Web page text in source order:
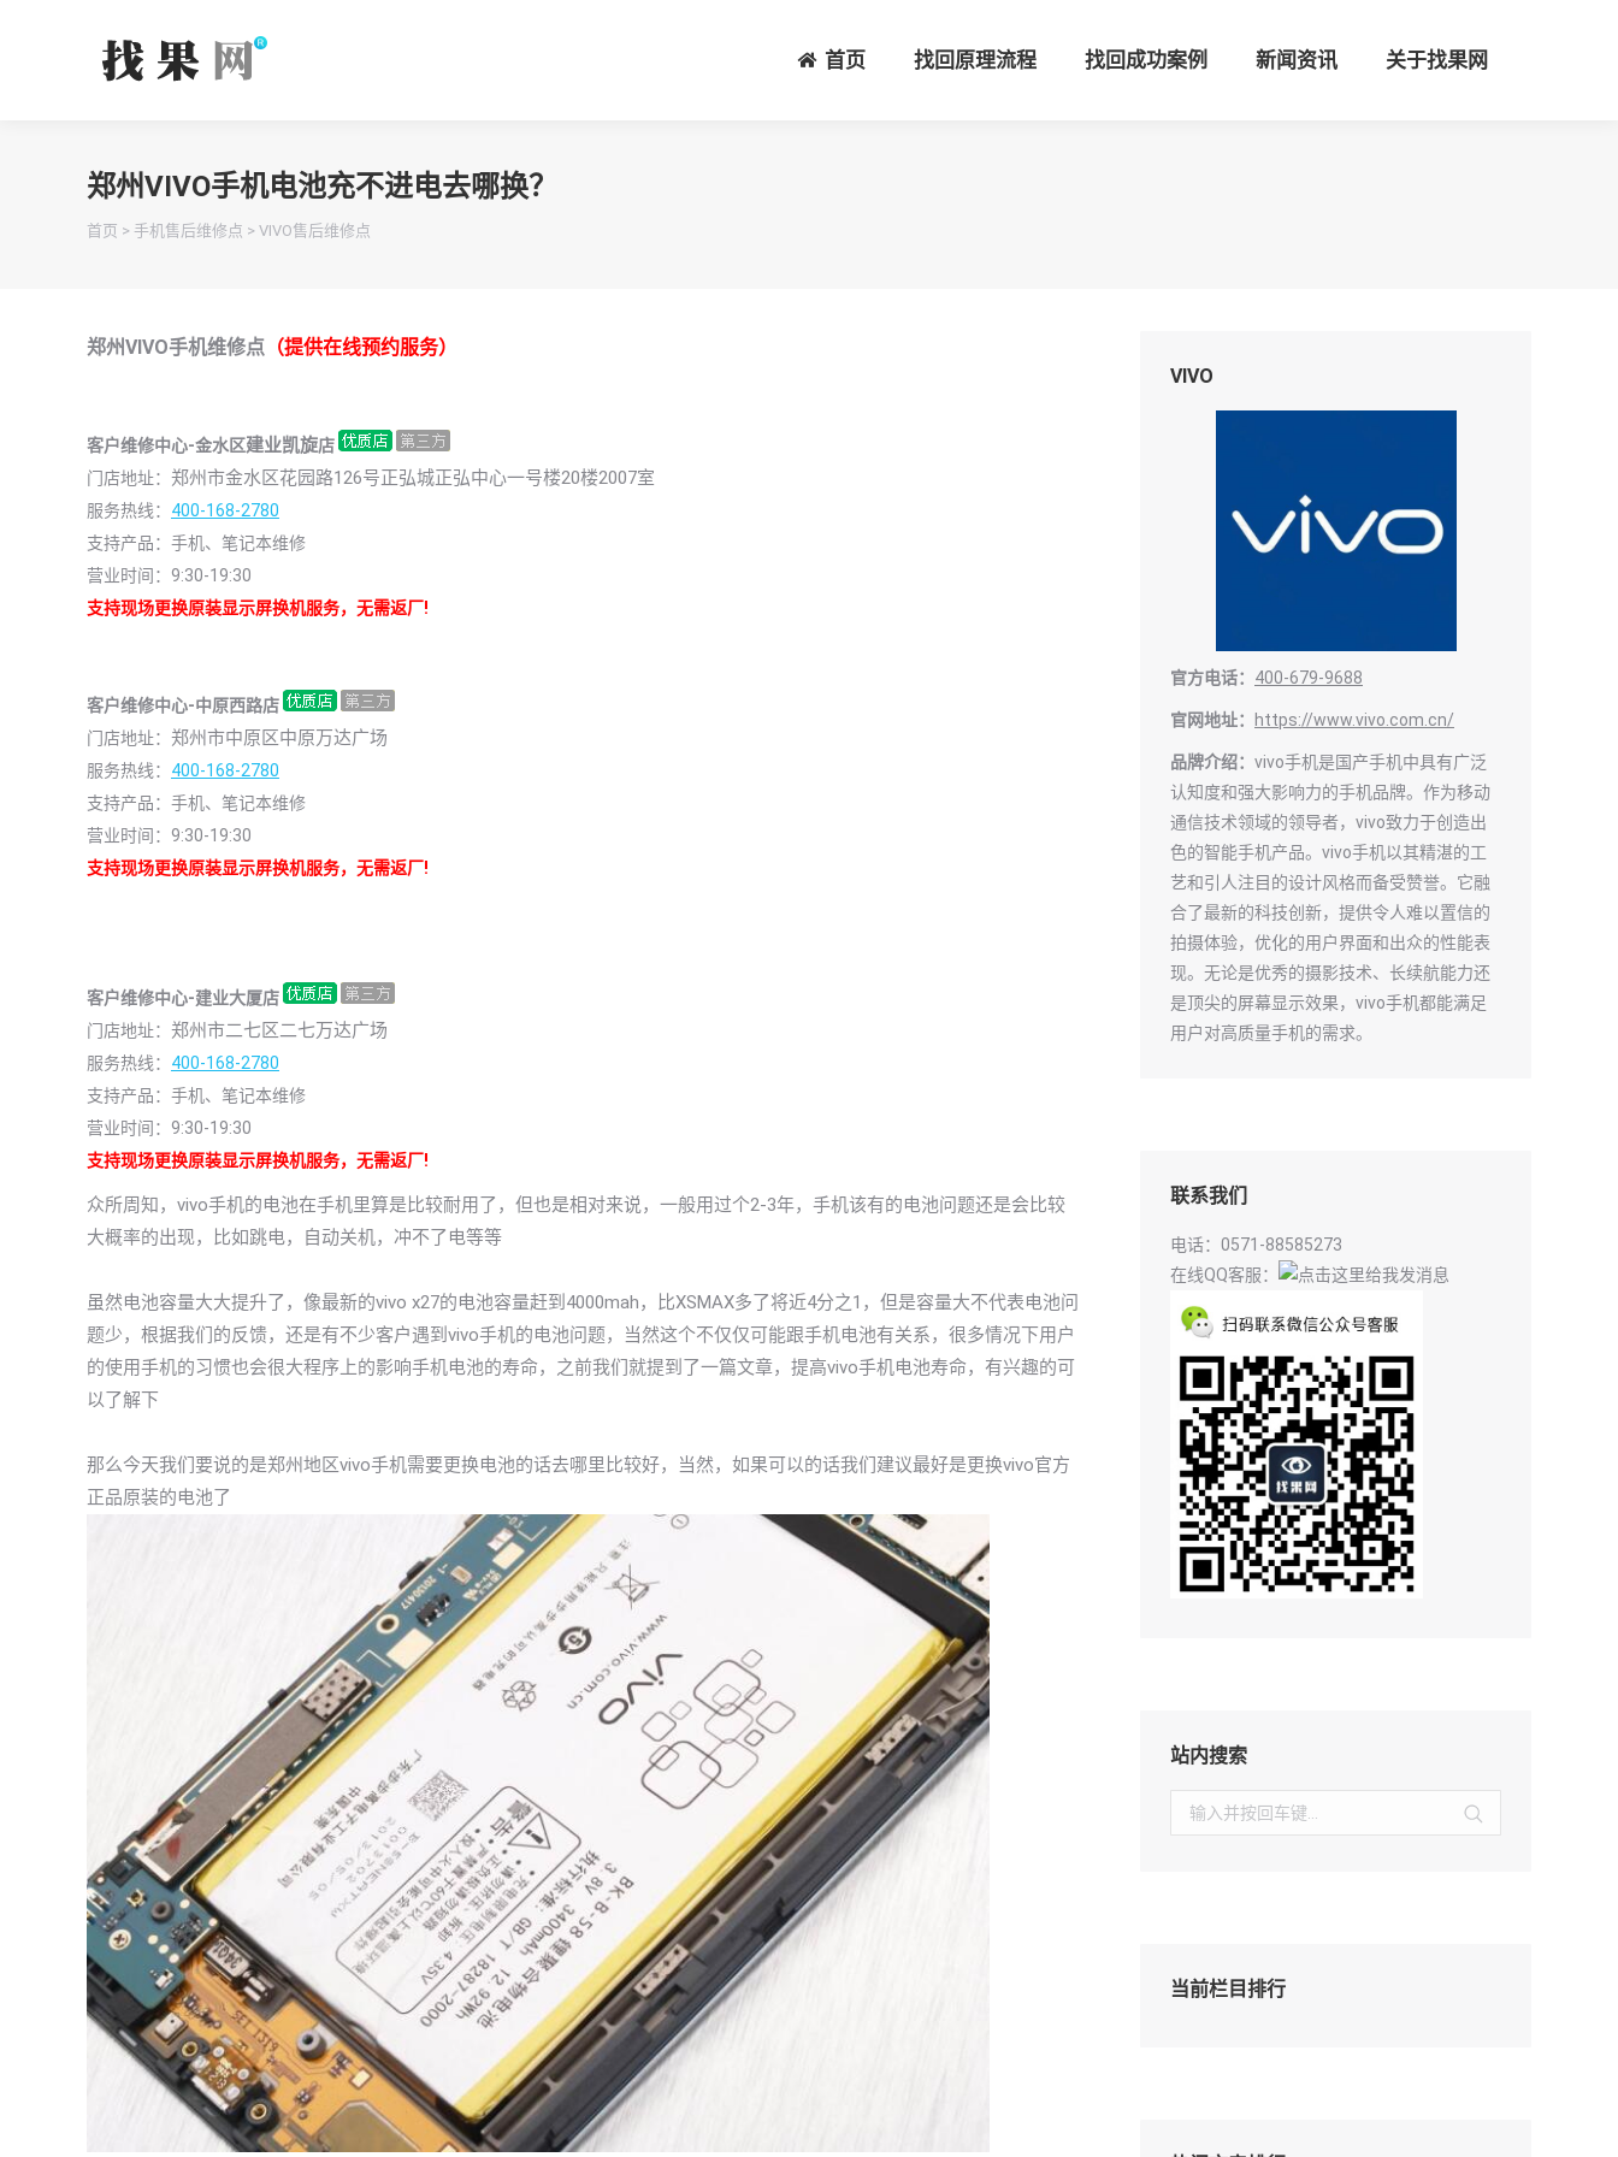
首页 找回原理流程 找回成功案例 新闻资讯 关于找果网
郑州VIVO手机电池充不进电去哪换？
你在这里：
首页 > 手机售后维修点 > VIVO售后维修点
郑州VIVO手机维修点 （提供在线预约服务）
客户维修中心-金水区建业凯旋店
门店地址： 郑州市金水区花园路126号正弘城正弘中心一号楼20楼2007室
服务热线： 400-168-2780
支持产品：手机、笔记本维修
营业时间：9:30-19:30
支持现场更换原装显示屏换机服务，无需返厂!
客户维修中心-中原西路店
门店地址： 郑州市中原区中原万达广场
服务热线： 400-168-2780
支持产品：手机、笔记本维修
营业时间：9:30-19:30
支持现场更换原装显示屏换机服务，无需返厂!
客户维修中心-建业大厦店
门店地址： 郑州市二七区二七万达广场
服务热线： 400-168-2780
支持产品：手机、笔记本维修
营业时间：9:30-19:30
支持现场更换原装显示屏换机服务，无需返厂!
众所周知，vivo手机的电池在手机里算是比较耐用了，但也是相对来说，一般用过个2-3年，手机该有的电池问题还是会比较
大概率的出现，比如跳电，自动关机，冲不了电等等
虽然电池容量大大提升了，像最新的vivo x27的电池容量赶到4000mah，比XSMAX多了将近4分之1，但是容量大不代表电池问
题少，根据我们的反馈，还是有不少客户遇到vivo手机的电池问题，当然这个不仅仅可能跟手机电池有关系，很多情况下用户
的使用手机的习惯也会很大程序上的影响手机电池的寿命，之前我们就提到了一篇文章，提高vivo手机电池寿命，有兴趣的可
以了解下
那么今天我们要说的是郑州地区vivo手机需要更换电池的话去哪里比较好，当然，如果可以的话我们建议最好是更换vivo官方
正品原装的电池了
VIVO
官方电话： 400-679-9688
官网地址： https://www.vivo.com.cn/
品牌介绍： vivo手机是国产手机中具有广泛
认知度和强大影响力的手机品牌。作为移动
通信技术领域的领导者，vivo致力于创造出
色的智能手机产品。vivo手机以其精湛的工
艺和引人注目的设计风格而备受赞誉。它融
合了最新的科技创新，提供令人难以置信的
拍摄体验，优化的用户界面和出众的性能表
现。无论是优秀的摄影技术、长续航能力还
是顶尖的屏幕显示效果，vivo手机都能满足
用户对高质量手机的需求。
联系我们
电话：0571-88585273
在线QQ客服：
站内搜索
索：
当前栏目排行